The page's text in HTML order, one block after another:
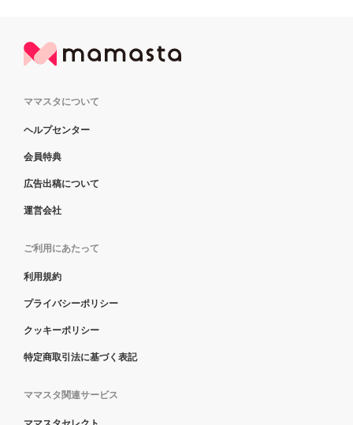
ママスタについて
ヘルプセンター
会員特典
広告出稿について
運営会社
ご利用にあたって
利用規約
プライバシーポリシー
クッキーポリシー
特定商取引法に基づく表記
ママスタ関連サービス